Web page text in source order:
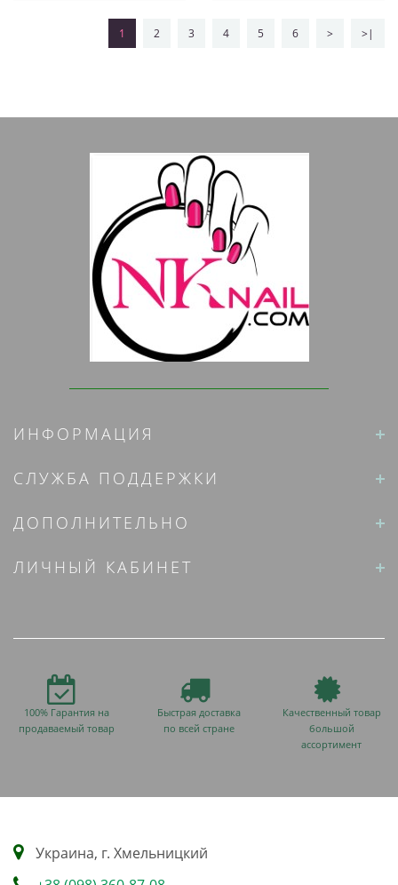
1 2 3 4 5 6 > >|
ИНФОРМАЦИЯ
СЛУЖБА ПОДДЕРЖКИ
ДОПОЛНИТЕЛЬНО
ЛИЧНЫЙ КАБИНЕТ
100% Гарантия на
продаваемый товар
Быстрая доставка
по всей стране
Качественный товар
большой
ассортимент
Украина, г. Хмельницкий